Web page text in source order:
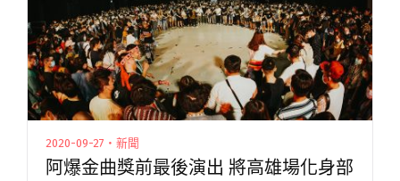
2020-09-27・新聞
阿爆金曲獎前最後演出 將高雄場化身部